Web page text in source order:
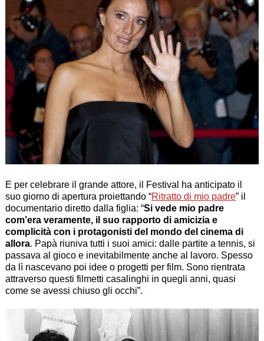
E per celebrare il grande attore, il Festival ha anticipato il
suo giorno di apertura proiettando “Ritratto di mio padre” il
documentario diretto dalla figlia: “Si vede mio padre
com’era veramente, il suo rapporto di amicizia e
complicità con i protagonisti del mondo del cinema di
allora. Papà riuniva tutti i suoi amici: dalle partite a tennis, si
passava al gioco e inevitabilmente anche al lavoro. Spesso
da lì nascevano poi idee o progetti per film. Sono rientrata
attraverso questi filmetti casalinghi in quegli anni, quasi
come se avessi chiuso gli occhi”.